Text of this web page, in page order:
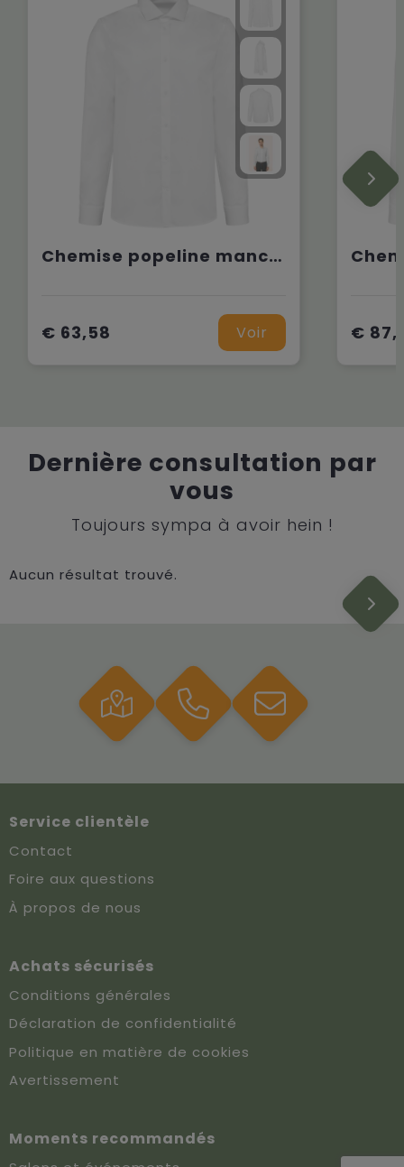
Chemise popeline manches longues homme
€ 63,58 Voir €
Dernière consultation par
vous
Toujours sympa à avoir hein !
Aucun résultat trouvé.
Service clientèle
Contact
Foire aux questions
À propos de nous
Achats sécurisés
Conditions générales
Déclaration de confidentialité
Politique en matière de cookies
Avertissement
Moments recommandés